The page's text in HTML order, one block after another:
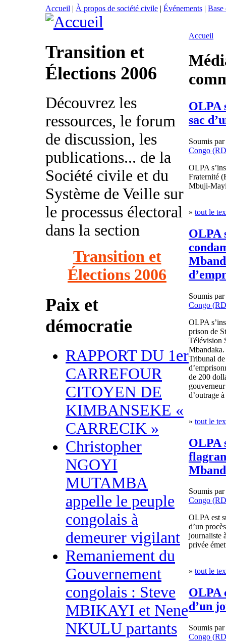
Accueil | À propos de société civile | Événements | Base
Transition et
Élections 2006
Découvrez les
ressources, le forum
de discussion, les
publications... de la
Société civile et du
Système de Veille sur
le processus électoral
dans la section
Transition et
Élections 2006
Paix et
démocratie
RAPPORT DU 1er
CARREFOUR
CITOYEN DE
KIMBANSEKE «
CARRECIK »
Christopher
NGOYI
MUTAMBA
appelle le peuple
congolais à
demeurer vigilant
Remaniement du
Gouvernement
congolais : Steve
MBIKAYI et Nene
NKULU partants
Accueil
OLPA
sac
Soumis par
Congo
OLPA
Fraternité
Mbuji-
» tout le
OLPA
Soumis par
Congo
OLPA
prison de
Télévision
Mbandaka.
Tribunal
de 200
d’outrage
» tout le
OLPA
Soumis par
Congo
OLPA est
d’un
journaliste
privée
» tout le
OLPA
d’un
Soumis par
Congo